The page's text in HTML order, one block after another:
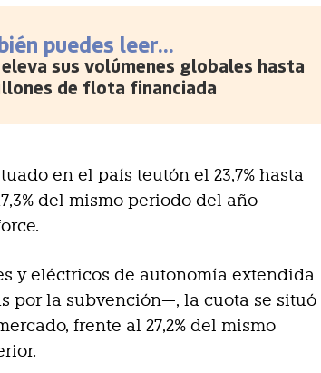
puedes leer...
sus volúmenes globales hasta
de flota financiada
en el país teutón el 23,7% hasta
del mismo periodo del año
y eléctricos de autonomía extendida
por la subvención—, la cuota se situó
frente al 27,2% del mismo